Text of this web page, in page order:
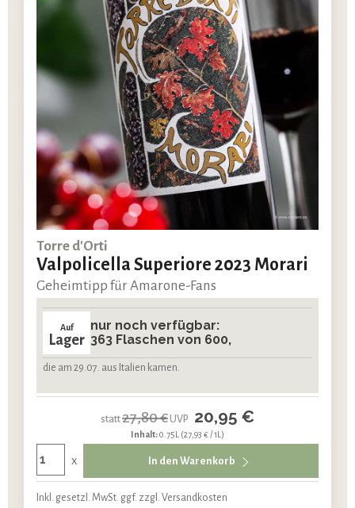
Torre d'Orti
Valpolicella Superiore 2023 Morari
Geheimtipp für Amarone-Fans
Auf
Lager
nur noch verfügbar:
363 Flaschen von 600,
die am 29.07. aus Italien kamen.
statt27,80 €UVP 20,95 €
Inhalt:0.75L (27,93 € / 1L)
x In den Warenkorb
Inkl. gesetzl. MwSt. ggf. zzgl. Versandkosten